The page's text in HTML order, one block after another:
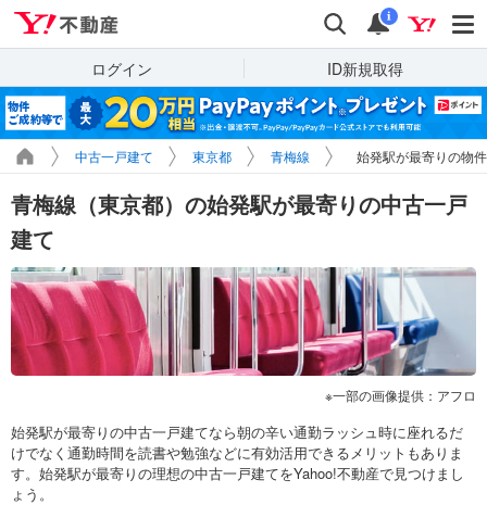
検索 通知
i
ログイン ID新規取得
中古一戸建て 東京都 青梅線 始発駅が最寄りの物
青梅線（東京都）の始発駅が最寄りの中古一戸
建て
一部の画像提供：アフロ
始発駅が最寄りの中古一戸建てなら朝の辛い通勤ラッシュ時に座れるだ
けでなく通勤時間を読書や勉強などに有効活用できるメリットもありま
す。始発駅が最寄りの理想の中古一戸建てをYahoo!不動産で見つけまし
ょう。